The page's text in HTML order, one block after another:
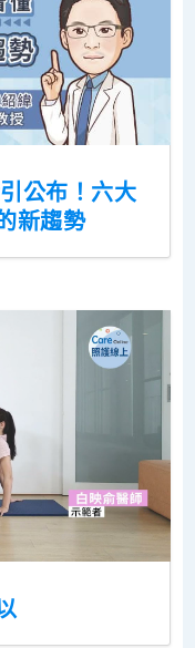
公布！六大
新趨勢